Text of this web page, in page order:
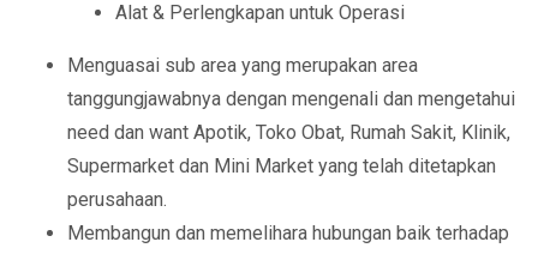
Alat & Perlengkapan untuk Operasi
Menguasai sub area yang merupakan area
tanggungjawabnya dengan mengenali dan mengetahui
need dan want Apotik, Toko Obat, Rumah Sakit, Klinik,
Supermarket dan Mini Market yang telah ditetapkan
perusahaan.
Membangun dan memelihara hubungan baik terhadap